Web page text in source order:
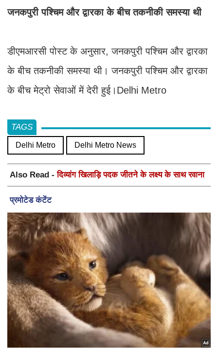
जनकपुरी पश्चिम और द्वारका के बीच तकनीकी समस्या थी
डीएमआरसी पोस्ट के अनुसार, जनकपुरी पश्चिम और द्वारका
के बीच तकनीकी समस्या थी। जनकपुरी पश्चिम और द्वारका
के बीच मेट्रो सेवाओं में देरी हुई।Delhi Metro
TAGS
Delhi Metro Delhi Metro News
Also Read -दिव्यांग खिलाड़ि पदक जीतने के लक्ष्य के साथ रवाना